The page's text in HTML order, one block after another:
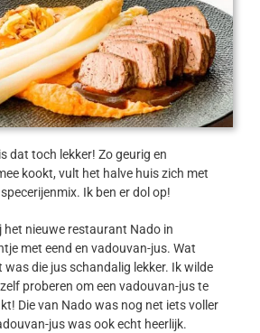
dat toch lekker! Zo geurig en
kookt, vult het halve huis zich met
Ik ben er dol op!
het nieuwe restaurant Nado in
met eend en vadouvan-jus. Wat
was die jus schandalig lekker. Ik wilde
proberen om een vadouvan-jus te
Die van Nado was nog net iets voller
jus was ook echt heerlijk.